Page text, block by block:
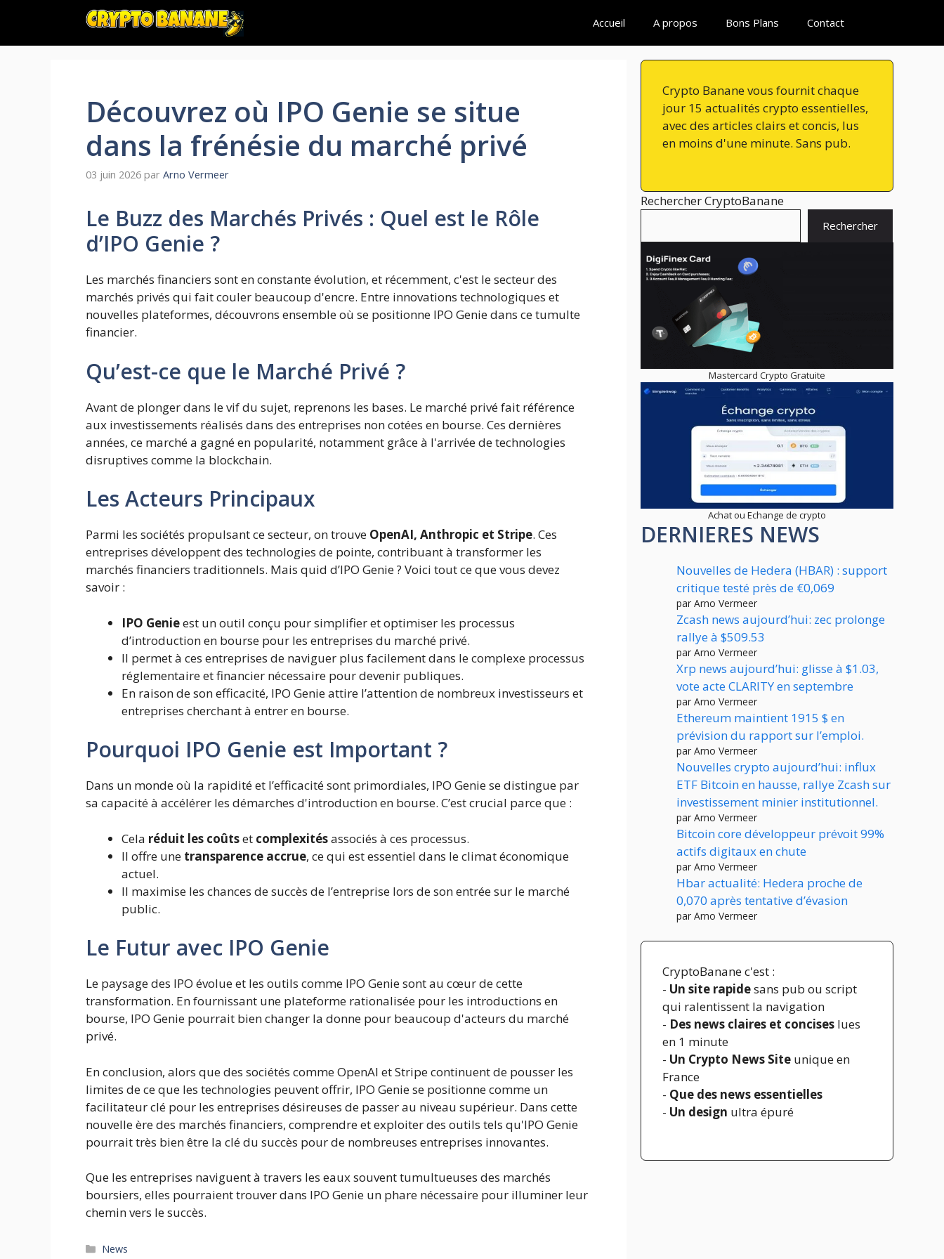
contenu
Accueil A propos Bons Plans Contact
Découvrez où IPO Genie se situe
dans la frénésie du marché privé
03 juin 2026 par Arno Vermeer
Le Buzz des Marchés Privés : Quel est le Rôle
d’IPO Genie ?
Les marchés financiers sont en constante évolution, et récemment, c'est le secteur des
marchés privés qui fait couler beaucoup d'encre. Entre innovations technologiques et
nouvelles plateformes, découvrons ensemble où se positionne IPO Genie dans ce tumulte
financier.
Qu’est-ce que le Marché Privé ?
Avant de plonger dans le vif du sujet, reprenons les bases. Le marché privé fait référence
aux investissements réalisés dans des entreprises non cotées en bourse. Ces dernières
années, ce marché a gagné en popularité, notamment grâce à l'arrivée de technologies
disruptives comme la blockchain.
Les Acteurs Principaux
Parmi les sociétés propulsant ce secteur, on trouve OpenAI, Anthropic et Stripe. Ces
entreprises développent des technologies de pointe, contribuant à transformer les
marchés financiers traditionnels. Mais quid d’IPO Genie ? Voici tout ce que vous devez
savoir :
IPO Genieest un outil conçu pour simplifier et optimiser les processus
d’introduction en bourse pour les entreprises du marché privé.
Il permet à ces entreprises de naviguer plus facilement dans le complexe processus
réglementaire et financier nécessaire pour devenir publiques.
En raison de son efficacité, IPO Genie attire l’attention de nombreux investisseurs et
entreprises cherchant à entrer en bourse.
Pourquoi IPO Genie est Important ?
Dans un monde où la rapidité et l’efficacité sont primordiales, IPO Genie se distingue par
sa capacité à accélérer les démarches d'introduction en bourse. C’est crucial parce que :
Cela réduit les coûtset complexitésassociés à ces processus.
Il offre une transparence accrue, ce qui est essentiel dans le climat économique
actuel.
Il maximise les chances de succès de l’entreprise lors de son entrée sur le marché
public.
Le Futur avec IPO Genie
Le paysage des IPO évolue et les outils comme IPO Genie sont au cœur de cette
transformation. En fournissant une plateforme rationalisée pour les introductions en
bourse, IPO Genie pourrait bien changer la donne pour beaucoup d'acteurs du marché
privé.
En conclusion, alors que des sociétés comme OpenAI et Stripe continuent de pousser les
limites de ce que les technologies peuvent offrir, IPO Genie se positionne comme un
facilitateur clé pour les entreprises désireuses de passer au niveau supérieur. Dans cette
nouvelle ère des marchés financiers, comprendre et exploiter des outils tels qu'IPO Genie
pourrait très bien être la clé du succès pour de nombreuses entreprises innovantes.
Que les entreprises naviguent à travers les eaux souvent tumultueuses des marchés
boursiers, elles pourraient trouver dans IPO Genie un phare nécessaire pour illuminer leur
chemin vers le succès.
Catégories
News
Crypto Banane vous fournit chaque
jour 15 actualités crypto essentielles,
avec des articles clairs et concis, lus
en moins d'une minute. Sans pub.
Rechercher CryptoBanane
Rechercher
Mastercard Crypto Gratuite
Achat ou Echange de crypto
DERNIERES NEWS
Nouvelles de Hedera (HBAR) : support
critique testé près de €0,069
par Arno Vermeer
Zcash news aujourd’hui: zec prolonge
rallye à $509.53
par Arno Vermeer
Xrp news aujourd’hui: glisse à $1.03,
vote acte CLARITY en septembre
par Arno Vermeer
Ethereum maintient 1915 $ en
prévision du rapport sur l’emploi.
par Arno Vermeer
Nouvelles crypto aujourd’hui: influx
ETF Bitcoin en hausse, rallye Zcash sur
investissement minier institutionnel.
par Arno Vermeer
Bitcoin core développeur prévoit 99%
actifs digitaux en chute
par Arno Vermeer
Hbar actualité: Hedera proche de
0,070 après tentative d’évasion
par Arno Vermeer
CryptoBanane c'est :
- Un site rapidesans pub ou script
qui ralentissent la navigation
- Des news claires et concises lues
en 1 minute
- Un Crypto News Site unique en
France
- Que des news essentielles
- Un design ultra épuré